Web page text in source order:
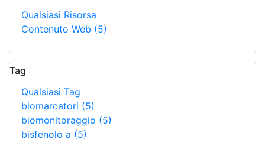
Qualsiasi Risorsa
Contenuto Web (5)
Tag
Qualsiasi Tag
biomarcatori (5)
biomonitoraggio (5)
bisfenolo a (5)